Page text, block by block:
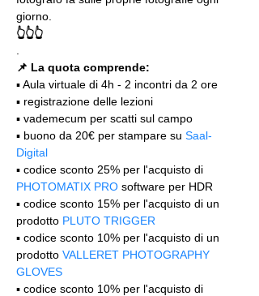
giorno.
👆👆👆
📌 La quota comprende:
▪️ Aula virtuale di 4h - 2 incontri da 2 ore
▪️ registrazione delle lezioni
▪️ vademecum per scatti sul campo
▪️ buono da 20€ per stampare su Saal-
Digital
▪️ codice sconto 25% per l'acquisto di
PHOTOMATIX PRO software per HDR
▪️ codice sconto 15% per l'acquisto di un
prodotto PLUTO TRIGGER
▪️ codice sconto 10% per l'acquisto di un
prodotto VALLERET PHOTOGRAPHY
GLOVES
▪️ codice sconto 10% per l'acquisto di